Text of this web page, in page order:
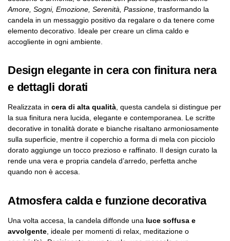
Amore, Sogni, Emozione, Serenità, Passione , trasformando la
candela in un messaggio positivo da regalare o da tenere come
elemento decorativo. Ideale per creare un clima caldo e
accogliente in ogni ambiente.
Design elegante in cera con finitura nera
e dettagli dorati
Realizzata in cera di alta qualità, questa candela si distingue per
la sua finitura nera lucida, elegante e contemporanea. Le scritte
decorative in tonalità dorate e bianche risaltano armoniosamente
sulla superficie, mentre il coperchio a forma di mela con picciolo
dorato aggiunge un tocco prezioso e raffinato. Il design curato la
rende una vera e propria candela d’arredo, perfetta anche
quando non è accesa.
Atmosfera calda e funzione decorativa
Una volta accesa, la candela diffonde una luce soffusa e
avvolgente , ideale per momenti di relax, meditazione o